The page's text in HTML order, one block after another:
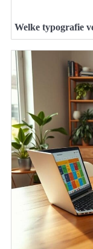
Welke typografie